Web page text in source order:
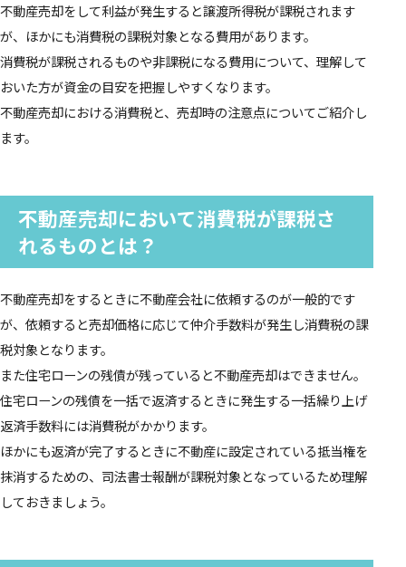
不動産売却をして利益が発生すると譲渡所得税が課税されます
が、ほかにも消費税の課税対象となる費用があります。
消費税が課税されるものや非課税になる費用について、理解して
おいた方が資金の目安を把握しやすくなります。
不動産売却における消費税と、売却時の注意点についてご紹介し
ます。
不動産売却において消費税が課税さ
れるものとは？
不動産売却をするときに不動産会社に依頼するのが一般的です
が、依頼すると売却価格に応じて仲介手数料が発生し消費税の課
税対象となります。
また住宅ローンの残債が残っていると不動産売却はできません。
住宅ローンの残債を一括で返済するときに発生する一括繰り上げ
返済手数料には消費税がかかります。
ほかにも返済が完了するときに不動産に設定されている抵当権を
抹消するための、司法書士報酬が課税対象となっているため理解
しておきましょう。